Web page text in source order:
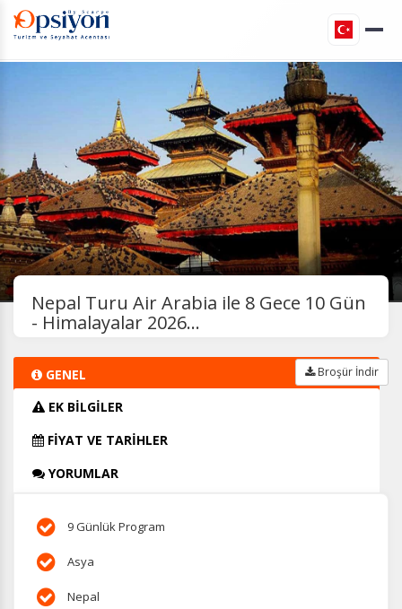
Nepal Turu Air Arabia ile 8 Gece 10 Gün
- Himalayalar 2026...
GENEL
EK BİLGİLER
FİYAT VE TARİHLER
YORUMLAR
Broşür İndir
9 Günlük Program
Asya
Nepal